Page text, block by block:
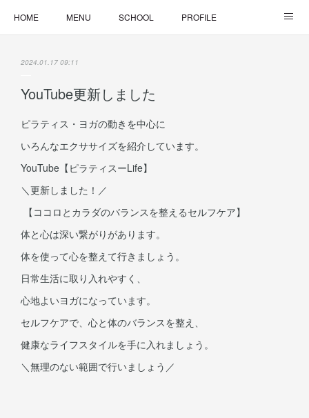
HOME MENU SCHOOL PROFILE
2024.01.17 09:11
YouTube更新しました
ピラティス・ヨガの動きを中心に
いろんなエクササイズを紹介しています。
YouTube【ピラティスーLife】
＼更新しました！／
【ココロとカラダのバランスを整えるセルフケア】
体と心は深い繋がりがあります。
体を使って心を整えて行きましょう。
日常生活に取り入れやすく、
心地よいヨガになっています。
セルフケアで、心と体のバランスを整え、
健康なライフスタイルを手に入れましょう。
＼無理のない範囲で行いましょう／